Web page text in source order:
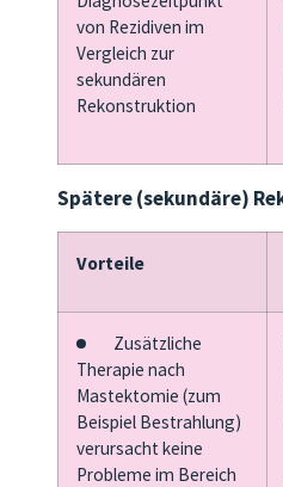
von Rezidiven im
Vergleich zur
sekundären
Rekonstruktion
Spätere (sekundäre)
Vorteile
Zusätzliche
Therapie nach
Mastektomie (zum
Beispiel Bestrahlung)
verursacht keine
Probleme im Bereich